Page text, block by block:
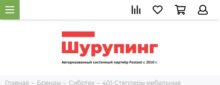
Главная Бренды Сибртех 401-Степлеры мебельные